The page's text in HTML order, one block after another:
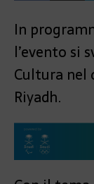
In
l’evento si
Cultura nel
Riyadh.